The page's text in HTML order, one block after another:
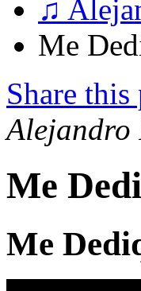
♫
Me
Share this
Alejandro
Me
Me